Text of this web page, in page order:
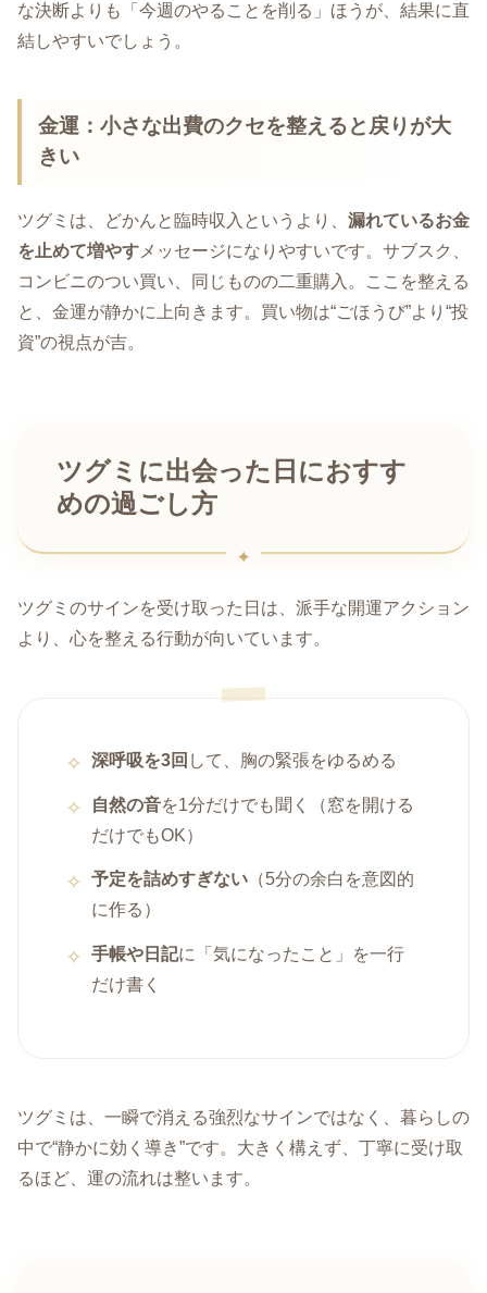
な決断よりも「今週のやることを削る」ほうが、結果に直
結しやすいでしょう。
金運：小さな出費のクセを整えると戻りが大
きい
ツグミは、どかんと臨時収入というより、 漏れているお金
を止めて増やす メッセージになりやすいです。サブスク、
コンビニのつい買い、同じものの二重購入。ここを整える
と、金運が静かに上向きます。買い物は“ごほうび”より“投
資”の視点が吉。
ツグミに出会った日におすす
めの過ごし方
ツグミのサインを受け取った日は、派手な開運アクション
より、心を整える行動が向いています。
深呼吸を3回 して、胸の緊張をゆるめる
自然の音を1分だけでも聞く（窓を開ける
だけでもOK）
予定を詰めすぎない （5分の余白を意図的
に作る）
手帳や日記に「気になったこと」を一行
だけ書く
ツグミは、一瞬で消える強烈なサインではなく、暮らしの
中で“静かに効く導き”です。大きく構えず、丁寧に受け取
るほど、運の流れは整います。